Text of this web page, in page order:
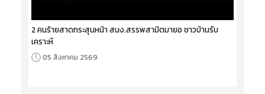
2 คนร้ายสาดกระสุนหน้า สนง.สรรพสามิตมายอ ชาวบ้านรับ
เคราะห์
05 สิงหาคม 2569